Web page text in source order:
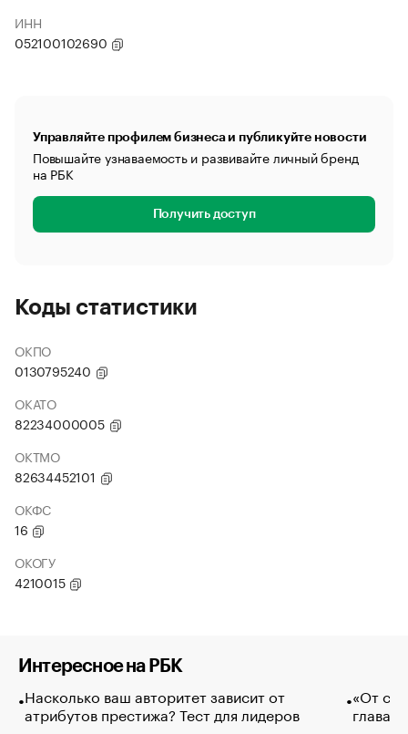
ИНН
052100102690
Управляйте профилем бизнеса и публикуйте новости
Повышайте узнаваемость и развивайте личный бренд
на РБК
Получить доступ
Коды статистики
ОКПО
0130795240
ОКАТО
82234000005
ОКТМО
82634452101
ОКФС
16
ОКОГУ
4210015
Интересное на РБК
Насколько ваш авторитет зависит от
атрибутов престижа? Тест для лидеров
«От
глава